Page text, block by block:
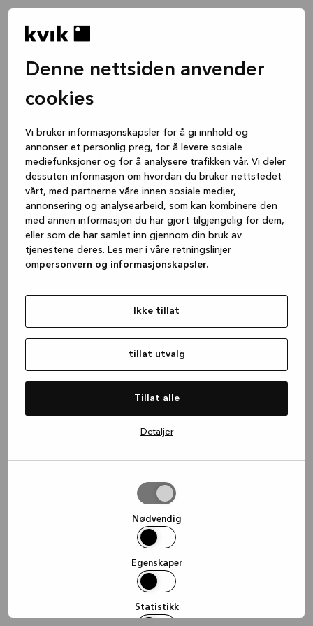
Denne nettsiden anvender
cookies
Vi bruker informasjonskapsler for å gi innhold og
annonser et personlig preg, for å levere sosiale
mediefunksjoner og for å analysere trafikken vår. Vi deler
dessuten informasjon om hvordan du bruker nettstedet
vårt, med partnerne våre innen sosiale medier,
annonsering og analysearbeid, som kan kombinere den
med annen informasjon du har gjort tilgjengelig for dem,
eller som de har samlet inn gjennom din bruk av
tjenestene deres. Les mer i våre retningslinjer
ompersonvern og informasjonskapsler.
Ikke tillat
tillat utvalg
Tillat alle
Detaljer
Nødvendig
Egenskaper
Statistikk
(see the browser console for more
information).